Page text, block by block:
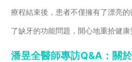
療程結束後，患者不僅擁有了漂亮
了缺牙的功能問題，開心地重拾健康
潘昱全醫師專訪Q&A：關